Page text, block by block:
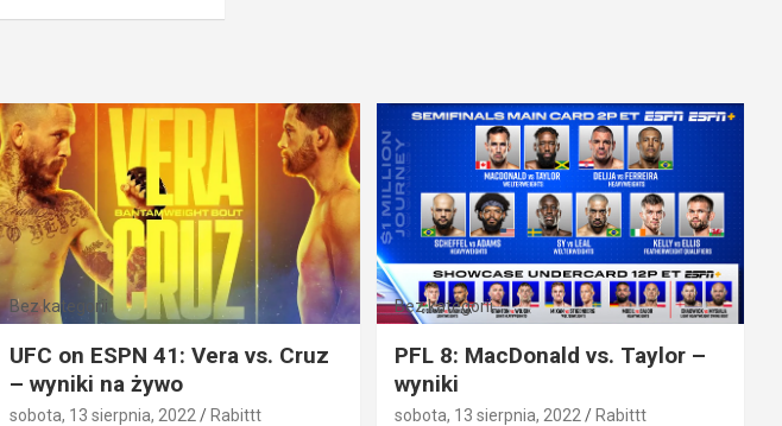
Bez kategorii
UFC on ESPN 41: Vera vs. Cruz
– wyniki na żywo
sobota, 13 sierpnia, 2022 Rabittt
Bez kategorii
PFL 8: MacDonald vs. Taylor –
wyniki
sobota, 13 sierpnia, 2022 Rabittt